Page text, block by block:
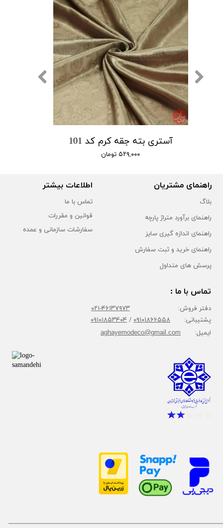
آستری بته جقه کرم کد 101
۵۲۹,۰۰۰ تومان
راهنمای مشتریان
بلاگ
راهنمای برآورد متراژ پارچه
راهنمای اندازه گیری سایز
راهنمای خرید و ثبت سفارش
پرسش های متداول
اطلاعات بیشتر
تماس با ما
قوانین و مقررات
سفارشات سازمانی و عمده
تماس با ما :
دفتر فروش: ۴۶۱۳۷۹۷۳-۰۲۱
پشتیبانی: ۰۹۱۰۱۸۶۶۵۵۸/۰۹۱۰۱۸۵۳۴۰۴
ایمیل: aghayemodeco@gmail.com